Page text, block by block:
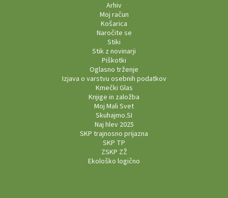
Arhiv
Moj račun
Košarica
Naročite se
Stiki
Stik z novinarji
Piškotki
Oglasno trženje
Izjava o varstvu osebnih podatkov
Kmečki Glas
Knjige in založba
Moj Mali Svet
Skuhajmo.SI
Naj hlev 2025
SKP trajnosno prijazna
SKP TP
ZSKP ZŽ
Ekološko logično